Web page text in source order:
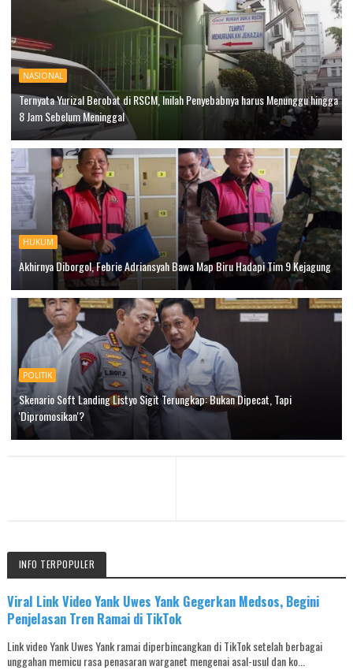
NASIONAL
Ternyata Yurizal Berobat di RSCM, Inilah Penyebabnya harus Menunggu hingga
8 Jam Sebelum Meninggal
HUKUM
Akhirnya Diborgol, Febrie Adriansyah Bawa Map Biru Hadapi Tim 9 Kejagung
POLITIK
Skenario Soft Landing Listyo Sigit Terungkap: Bukan Dipecat, Tapi
'Dipromosikan'?
INFO TERPOPULER
Viral Link Video Yank Uwes Yank Gegerkan Medsos, Begini
Penjelasan Tren Ramai di TikTok
Link video Yank Uwes Yank ramai diperbincangkan di TikTok setelah berbagai
unggahan memicu rasa penasaran warganet mengenai asal-usul dan ko...